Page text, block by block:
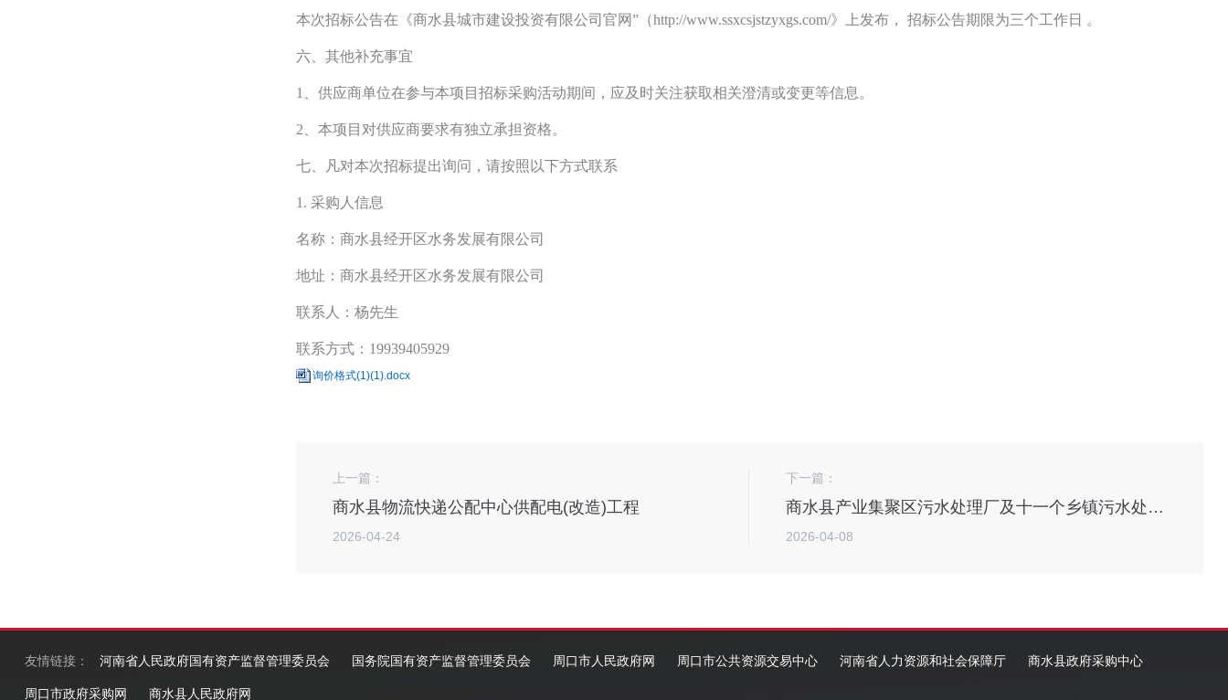
本次招标公告在《商水县城市建设投资有限公司官网”（http://www.ssxcsjstzyxgs.com/》上发布， 招标公告期限为三个工作日 。
六、其他补充事宜
1、供应商单位在参与本项目招标采购活动期间，应及时关注获取相关澄清或变更等信息。
2、本项目对供应商要求有独立承担资格。
七、凡对本次招标提出询问，请按照以下方式联系
1. 采购人信息
名称：商水县经开区水务发展有限公司
地址：商水县经开区水务发展有限公司
联系人：杨先生
联系方式：19939405929
询价格式(1)(1).docx
上一篇：
商水县物流快递公配中心供配电(改造)工程
2026-04-24
下一篇：
商水县产业集聚区污水处理厂及十一个乡镇污水处理站光伏发电项目
2026-04-08
友情链接： 河南省人民政府国有资产监督管理委员会 国务院国有资产监督管理委员会 周口市人民政府网 周口市公共资源交易中心 河南省人力资源和社会保障厅 商水县政府采购中心
周口市政府采购网 商水县人民政府网